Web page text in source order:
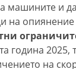
машините и
на
година 2025,
на